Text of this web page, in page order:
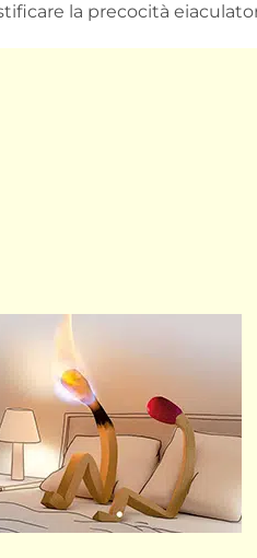
la precocità